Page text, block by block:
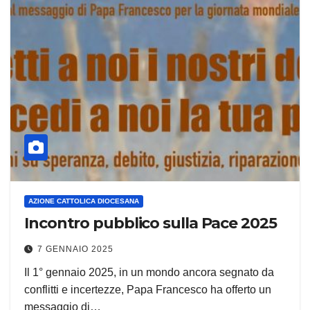
AZIONE CATTOLICA DIOCESANA
Incontro pubblico sulla Pace 2025
7 GENNAIO 2025
Il 1° gennaio 2025, in un mondo ancora segnato da
conflitti e incertezze, Papa Francesco ha offerto un
messaggio di…